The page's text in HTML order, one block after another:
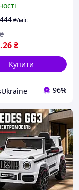
з
повний привід,
10 км,
₴/міс
.26₴
₴
Купити
96%